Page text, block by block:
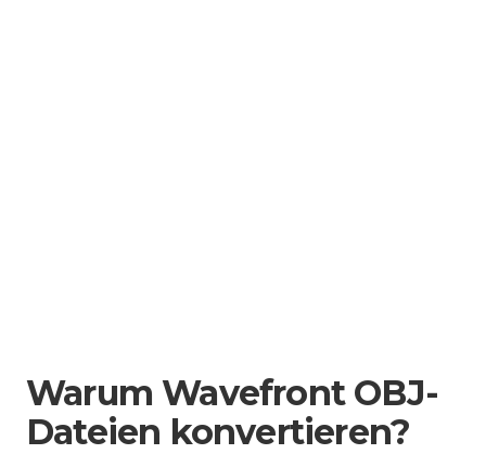
Warum Wavefront OBJ-
Dateien konvertieren?